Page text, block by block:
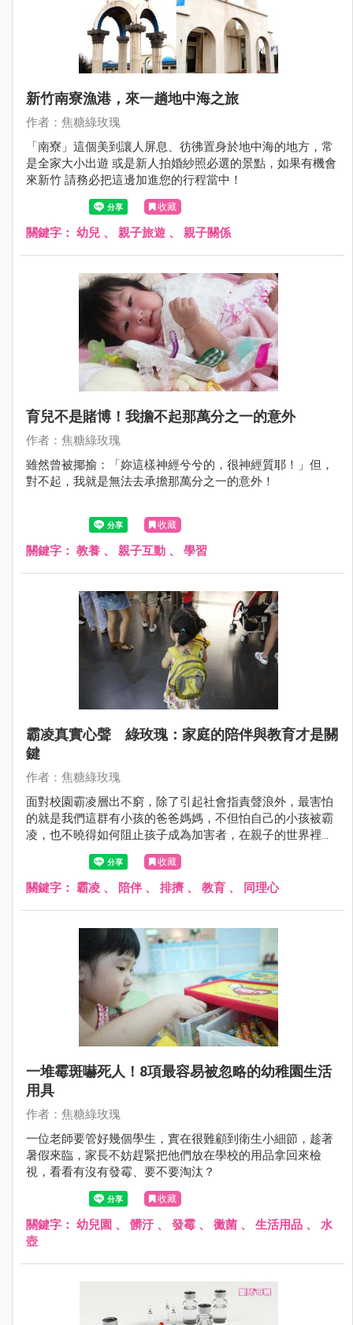
新竹南寮漁港，來一趟地中海之旅
作者：焦糖綠玫瑰
「南寮」這個美到讓人屏息、彷彿置身於地中海的地方，常
是全家大小出遊 或是新人拍婚紗照必選的景點，如果有機會
來新竹 請務必把這邊加進您的行程當中！
收藏
關鍵字： 幼兒 、 親子旅遊 、 親子關係
育兒不是賭博！我擔不起那萬分之一的意外
作者：焦糖綠玫瑰
雖然曾被揶揄：「妳這樣神經兮兮的，很神經質耶！」但，
對不起，我就是無法去承擔那萬分之一的意外！
收藏
關鍵字： 教養 、 親子互動 、 學習
霸凌真實心聲 綠玫瑰：家庭的陪伴與教育才是關
鍵
作者：焦糖綠玫瑰
面對校園霸凌層出不窮，除了引起社會指責聲浪外，最害怕
的就是我們這群有小孩的爸爸媽媽，不但怕自己的小孩被霸
凌，也不曉得如何阻止孩子成為加害者，在親子的世界裡，
我們常聽人家分享「怎樣不被霸凌」，但這篇我想從兩邊的
養成角度做交流。
收藏
關鍵字： 霸凌 、 陪伴 、 排擠、 教育 、 同理心
一堆霉斑嚇死人！8項最容易被忽略的幼稚園生活
用具
作者：焦糖綠玫瑰
一位老師要管好幾個學生，實在很難顧到衛生小細節，趁著
暑假來臨，家長不妨趕緊把他們放在學校的用品拿回來檢
視，看看有沒有發霉、要不要淘汰？
收藏
關鍵字： 幼兒園 、 髒汙 、 發霉 、 黴菌 、 生活用品 、 水
壺